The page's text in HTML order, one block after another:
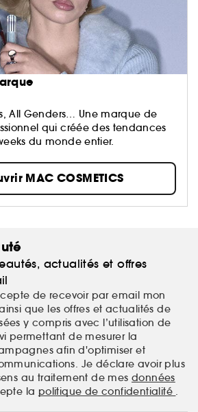
All Genders… Une marque de
qui créée des tendances
du monde entier.
MAC COSMETICS
actualités et offres
de recevoir par email mon
que les offres et actualités de
y compris avec l’utilisation de
permettant de mesurer la
afin d'optimiser et
Je déclare avoir plus
au traitement de mes données
la politique de confidentialité .